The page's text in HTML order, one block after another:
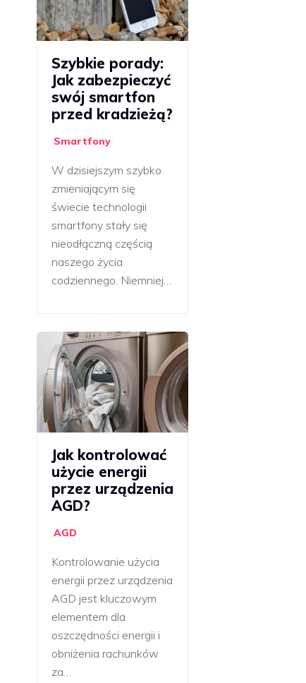
Szybkie porady:
Jak zabezpieczyć
swój smartfon
przed kradzieżą?
Smartfony
W dzisiejszym szybko
zmieniającym się
świecie technologii
smartfony stały się
nieodłączną częścią
naszego życia
codziennego. Niemniej…
Jak kontrolować
użycie energii
przez urządzenia
AGD?
AGD
Kontrolowanie użycia
energii przez urządzenia
AGD jest kluczowym
elementem dla
oszczędności energii i
obniżenia rachunków
za…